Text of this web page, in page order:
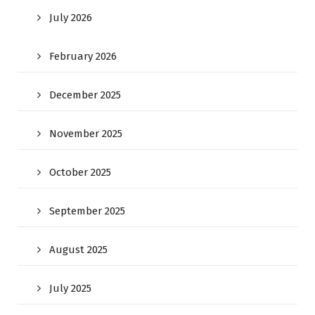
July 2026
February 2026
December 2025
November 2025
October 2025
September 2025
August 2025
July 2025